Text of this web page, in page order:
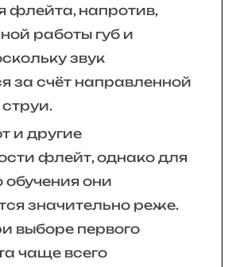
флейта, напротив,
работы губ и
звук
за счёт направленной
и другие
флейт, однако для
обучения они
значительно реже.
выборе первого
чаще всего